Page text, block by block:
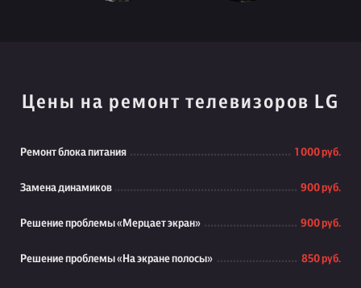
Цены на ремонт телевизоров LG
Ремонт блока питания 1 000 руб.
Замена динамиков 900 руб.
Решение проблемы «Мерцает экран» 900 руб.
Решение проблемы «На экране полосы» 850 руб.